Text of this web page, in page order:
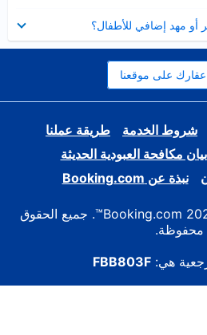
مهد إضافي للأطفال؟
على موقعنا
شروط الخدمة
طريقة عملنا
بيان مكافحة العبودية الحديثة
نبذة عن Booking.com
حقوق النشر © 1996–2026 Booking.com™. جميع الحقوق
محفوظة.
هي:FBB803F